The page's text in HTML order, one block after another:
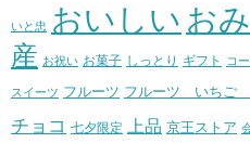
いと忠 おいしい お
産 お祝い お菓子 しっとり ギフト コ
スイーツ フルーツ フルーツ いちご
チョコ 七夕限定 上品 京王ストア